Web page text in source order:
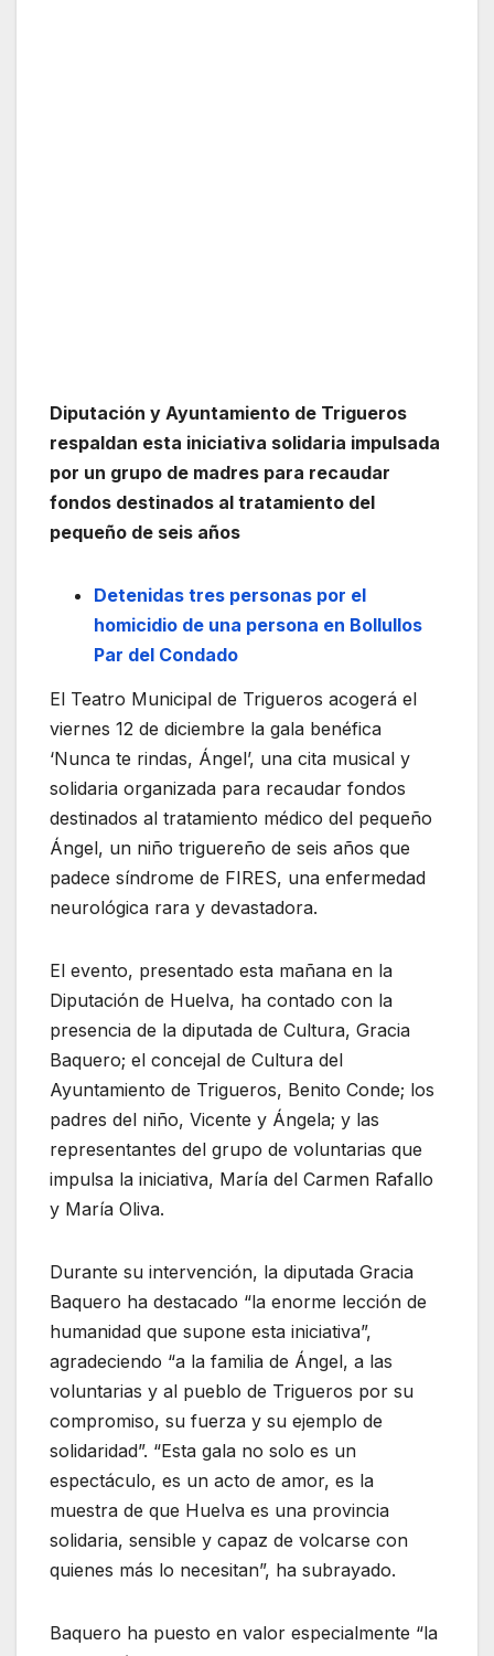
Diputación y Ayuntamiento de Trigueros
respaldan esta iniciativa solidaria impulsada
por un grupo de madres para recaudar
fondos destinados al tratamiento del
pequeño de seis años
Detenidas tres personas por el
homicidio de una persona en Bollullos
Par del Condado
El Teatro Municipal de Trigueros acogerá el
viernes 12 de diciembre la gala benéfica
‘Nunca te rindas, Ángel’, una cita musical y
solidaria organizada para recaudar fondos
destinados al tratamiento médico del pequeño
Ángel, un niño triguereño de seis años que
padece síndrome de FIRES, una enfermedad
neurológica rara y devastadora.
El evento, presentado esta mañana en la
Diputación de Huelva, ha contado con la
presencia de la diputada de Cultura, Gracia
Baquero; el concejal de Cultura del
Ayuntamiento de Trigueros, Benito Conde; los
padres del niño, Vicente y Ángela; y las
representantes del grupo de voluntarias que
impulsa la iniciativa, María del Carmen Rafallo
y María Oliva.
Durante su intervención, la diputada Gracia
Baquero ha destacado “la enorme lección de
humanidad que supone esta iniciativa”,
agradeciendo “a la familia de Ángel, a las
voluntarias y al pueblo de Trigueros por su
compromiso, su fuerza y su ejemplo de
solidaridad”. “Esta gala no solo es un
espectáculo, es un acto de amor, es la
muestra de que Huelva es una provincia
solidaria, sensible y capaz de volcarse con
quienes más lo necesitan”, ha subrayado.
Baquero ha puesto en valor especialmente “la